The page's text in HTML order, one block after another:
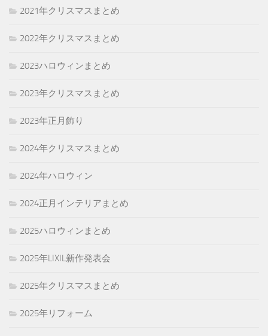
2021年クリスマスまとめ
2022年クリスマスまとめ
2023ハロウィンまとめ
2023年クリスマスまとめ
2023年正月飾り
2024年クリスマスまとめ
2024年ハロウィン
2024正月インテリアまとめ
2025ハロウィンまとめ
2025年LIXIL新作発表会
2025年クリスマスまとめ
2025年リフォーム